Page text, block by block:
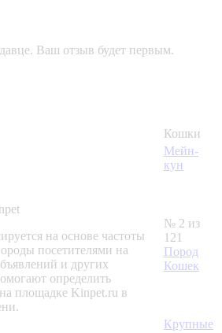
Ваш отзыв будет первым.
Кошки
Мейн-
кун
на основе частоты
посетителями на
и других
определить
площадке Kinpet.ru в
№ 2 из
121
Пород
Кошек
Крупные